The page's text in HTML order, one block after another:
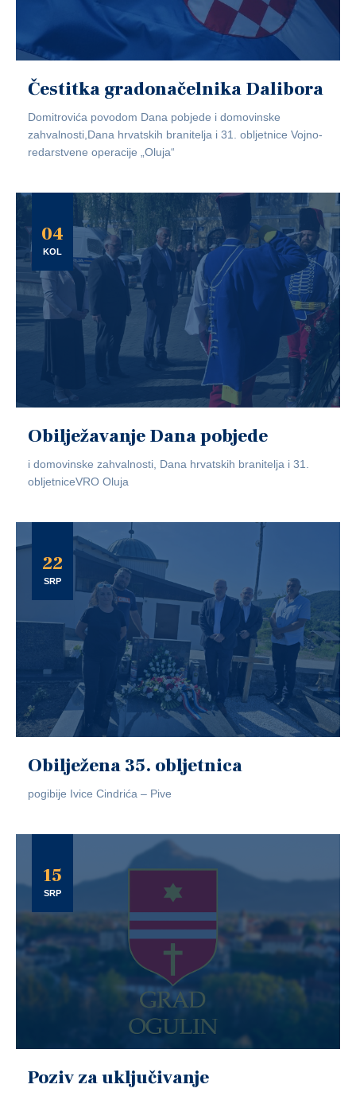
Čestitka gradonačelnika Dalibora
Domitrovića povodom Dana pobjede i domovinske
zahvalnosti,Dana hrvatskih branitelja i 31. obljetnice Vojno-
redarstvene operacije „Oluja“
04
KOL
Obilježavanje Dana pobjede
i domovinske zahvalnosti, Dana hrvatskih branitelja i 31.
obljetniceVRO Oluja
22
SRP
Obilježena 35. obljetnica
pogibije Ivice Cindrića – Pive
15
SRP
Poziv za uključivanje